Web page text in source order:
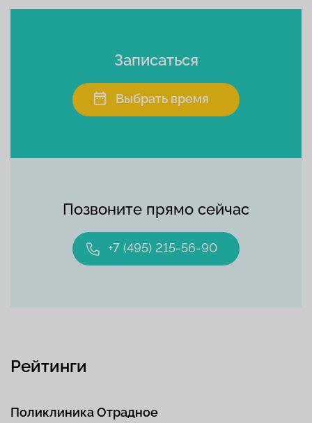
Позвоните прямо сейчас
+7 (495) 215-56-90
Записаться
Выбрать время
Рейтинги
Поликлиника Отрадное